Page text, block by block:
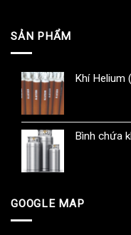
SẢN PHẨM
Khí Helium
Bình chứa
GOOGLE MAP